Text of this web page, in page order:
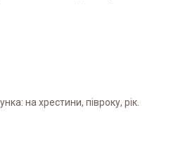
на хрестини, півроку, рік.